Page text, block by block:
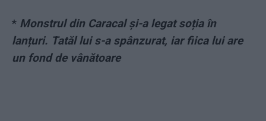
* Monstrul din Caracal și-a legat soția în
lanțuri. Tatăl lui s-a spânzurat, iar fiica lui are
un fond de vânătoare